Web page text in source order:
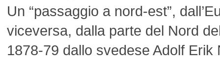
Un “passaggio a nord-est”,
viceversa, dalla parte del Nord
1878-79 dallo svedese Adolf